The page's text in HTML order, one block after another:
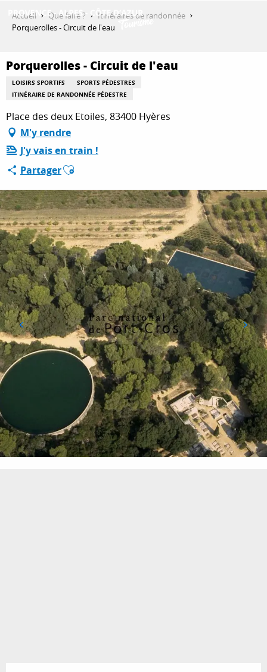
contenu
QUE FAIRE ?
SÉJOURNER
ESPACE PRO
Accueil Que faire ?
Itinéraires de randonnée
Porquerolles - Circuit de l'eau
Porquerolles - Circuit de l'eau
LOISIRS SPORTIFS
SPORTS PÉDESTRES
ITINÉRAIRE DE RANDONNÉE PÉDESTRE
Place des deux Etoiles, 83400 Hyères
M'y rendre
J'y vais en train !
PartagerAjouter aux favoris